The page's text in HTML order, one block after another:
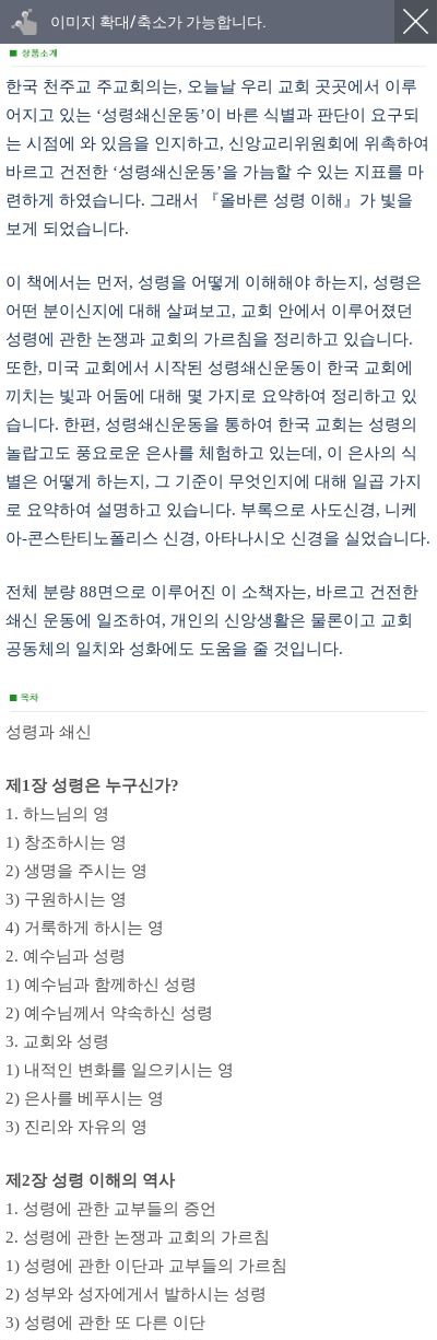
이미지 확대/축소가 가능합니다.
한국 천주교 주교회의는, 오늘날 우리 교회 곳곳에서 이루
어지고 있는 ‘성령쇄신운동’이 바른 식별과 판단이 요구되
는 시점에 와 있음을 인지하고, 신앙교리위원회에 위촉하여
바르고 건전한 ‘성령쇄신운동’을 가늠할 수 있는 지표를 마
련하게 하였습니다. 그래서 『올바른 성령 이해』가 빛을
보게 되었습니다.
이 책에서는 먼저, 성령을 어떻게 이해해야 하는지, 성령은
어떤 분이신지에 대해 살펴보고, 교회 안에서 이루어졌던
성령에 관한 논쟁과 교회의 가르침을 정리하고 있습니다.
또한, 미국 교회에서 시작된 성령쇄신운동이 한국 교회에
끼치는 빛과 어둠에 대해 몇 가지로 요약하여 정리하고 있
습니다. 한편, 성령쇄신운동을 통하여 한국 교회는 성령의
놀랍고도 풍요로운 은사를 체험하고 있는데, 이 은사의 식
별은 어떻게 하는지, 그 기준이 무엇인지에 대해 일곱 가지
로 요약하여 설명하고 있습니다. 부록으로 사도신경, 니케
아-콘스탄티노폴리스 신경, 아타나시오 신경을 실었습니다.
전체 분량 88면으로 이루어진 이 소책자는, 바르고 건전한
쇄신 운동에 일조하여, 개인의 신앙생활은 물론이고 교회
공동체의 일치와 성화에도 도움을 줄 것입니다.
성령과 쇄신
제1장 성령은 누구신가?
1. 하느님의 영
1) 창조하시는 영
2) 생명을 주시는 영
3) 구원하시는 영
4) 거룩하게 하시는 영
2. 예수님과 성령
1) 예수님과 함께하신 성령
2) 예수님께서 약속하신 성령
3. 교회와 성령
1) 내적인 변화를 일으키시는 영
2) 은사를 베푸시는 영
3) 진리와 자유의 영
제2장 성령 이해의 역사
1. 성령에 관한 교부들의 증언
2. 성령에 관한 논쟁과 교회의 가르침
1) 성령에 관한 이단과 교부들의 가르침
2) 성부와 성자에게서 발하시는 성령
3) 성령에 관한 또 다른 이단